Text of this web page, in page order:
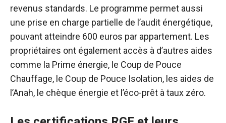
revenus standards. Le programme permet aussi
une prise en charge partielle de l’audit énergétique,
pouvant atteindre 600 euros par appartement. Les
propriétaires ont également accès à d’autres aides
comme la Prime énergie, le Coup de Pouce
Chauffage, le Coup de Pouce Isolation, les aides de
l’Anah, le chèque énergie et l’éco-prêt à taux zéro.